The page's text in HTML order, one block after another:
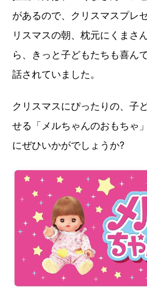
があるので、クリスマスプレ
リスマスの朝、枕元にくまさ
ら、きっと子どもたちも喜ん
話されていました。
クリスマスにぴったりの、子
せる「メルちゃんのおもちゃ
にぜひいかがでしょうか?